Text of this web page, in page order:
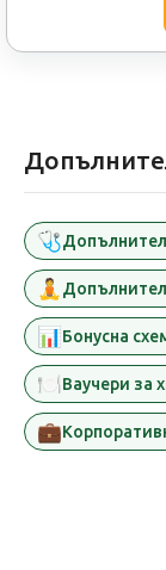
🩺
🧘
📊Бонусна
🍽️Ваучери за
💼